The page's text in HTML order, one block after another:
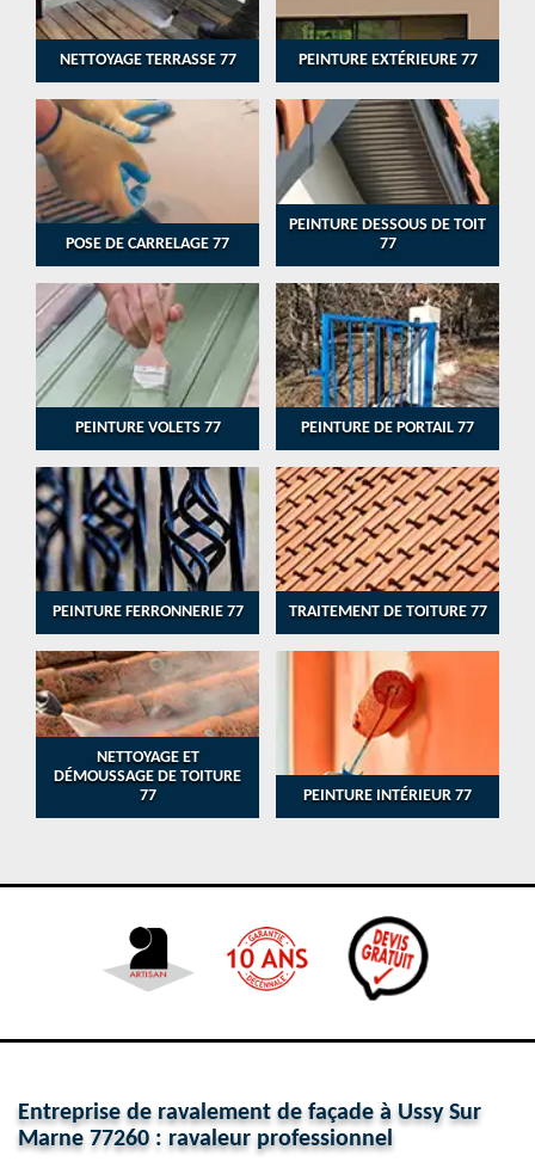
NETTOYAGE TERRASSE 77 PEINTURE EXTÉRIEURE 77
POSE DE CARRELAGE 77
PEINTURE DESSOUS DE TOIT
77
PEINTURE VOLETS 77 PEINTURE DE PORTAIL 77
PEINTURE FERRONNERIE 77 TRAITEMENT DE TOITURE 77
NETTOYAGE ET
DÉMOUSSAGE DE TOITURE
77
PEINTURE INTÉRIEUR 77
Entreprise de ravalement de façade à Ussy Sur
Marne 77260 : ravaleur professionnel